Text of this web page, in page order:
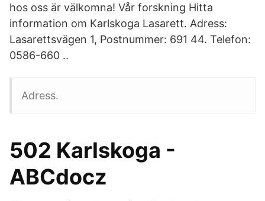
hos oss är välkomna! Vår forskning Hitta
information om Karlskoga Lasarett. Adress:
Lasarettsvägen 1, Postnummer: 691 44. Telefon:
0586-660 ..
Adress.
502 Karlskoga -
ABCdocz